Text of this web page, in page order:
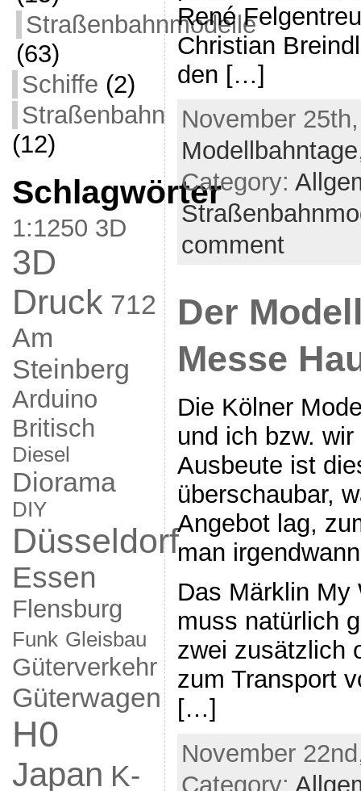
Straßenbahnmodelle
(63)
Schiffe (2)
Straßenbahn
(12)
Schlagwörter
1:1250 3D
3D
Druck 712
Am
Steinberg
Arduino
Britisch
Diesel
Diorama
DIY
Düsseldorf
Essen
Flensburg
Funk Gleisbau
Güterverkehr
Güterwagen
H0
Japan K-
René
Christian
den […]
November
Modellbahntage
Category:
comment
Der
Messe
Die Kölner
und ich bzw.
Ausbeute ist
überschaubar,
Angebot lag,
man
Das Märklin My
muss natürlich
zwei zusätzlich
zum Transport
[…]
November
Category: